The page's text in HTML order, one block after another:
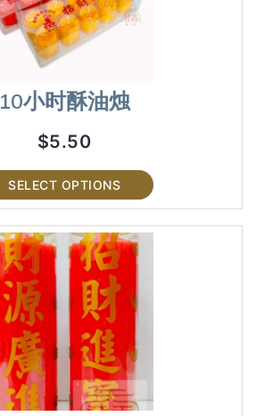
10小时酥油烛
$5.50
SELECT OPTIONS